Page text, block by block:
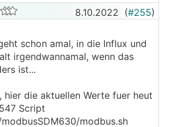
8.10.2022 (#255)
schon amal, in die Influx und
irgendwannamal, wenn das
ist...
hier die aktuellen Werte fuer heut
Script
modbus.sh